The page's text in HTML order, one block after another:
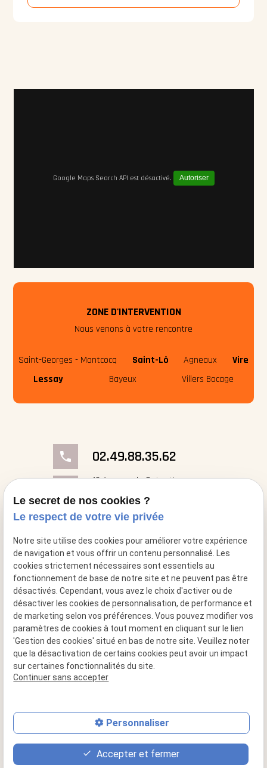
Google Maps Search API est désactivé. Autoriser
ZONE D'INTERVENTION
Nous venons à votre rencontre
Saint-Georges - Montcocq Saint-Lô Agneaux
Vire
Lessay
Bayeux Villers Bocage
phone 02.49.88.35.62
18 Avenue du Cotentin
50000 Saint-Georges- Montcocq
mail contact@cheminee-artflam.fr
Siret : 49517956600015
Mentions légales
Politique de confidentialité
Gestion des cookies
Le secret de nos cookies ?
Le respect de votre vie privée
Notre site utilise des cookies pour améliorer votre expérience
de navigation et vous offrir un contenu personnalisé. Les
cookies strictement nécessaires sont essentiels au
fonctionnement de base de notre site et ne peuvent pas être
désactivés. Cependant, vous avez le choix d'activer ou de
désactiver les cookies de personnalisation, de performance et
de marketing selon vos préférences. Vous pouvez modifier vos
paramètres de cookies à tout moment en cliquant sur le lien
'Gestion des cookies' situé en bas de notre site. Veuillez noter
que la désactivation de certains cookies peut avoir un impact
sur certaines fonctionnalités du site.
Continuer sans accepter
Personnaliser
Accepter et fermer